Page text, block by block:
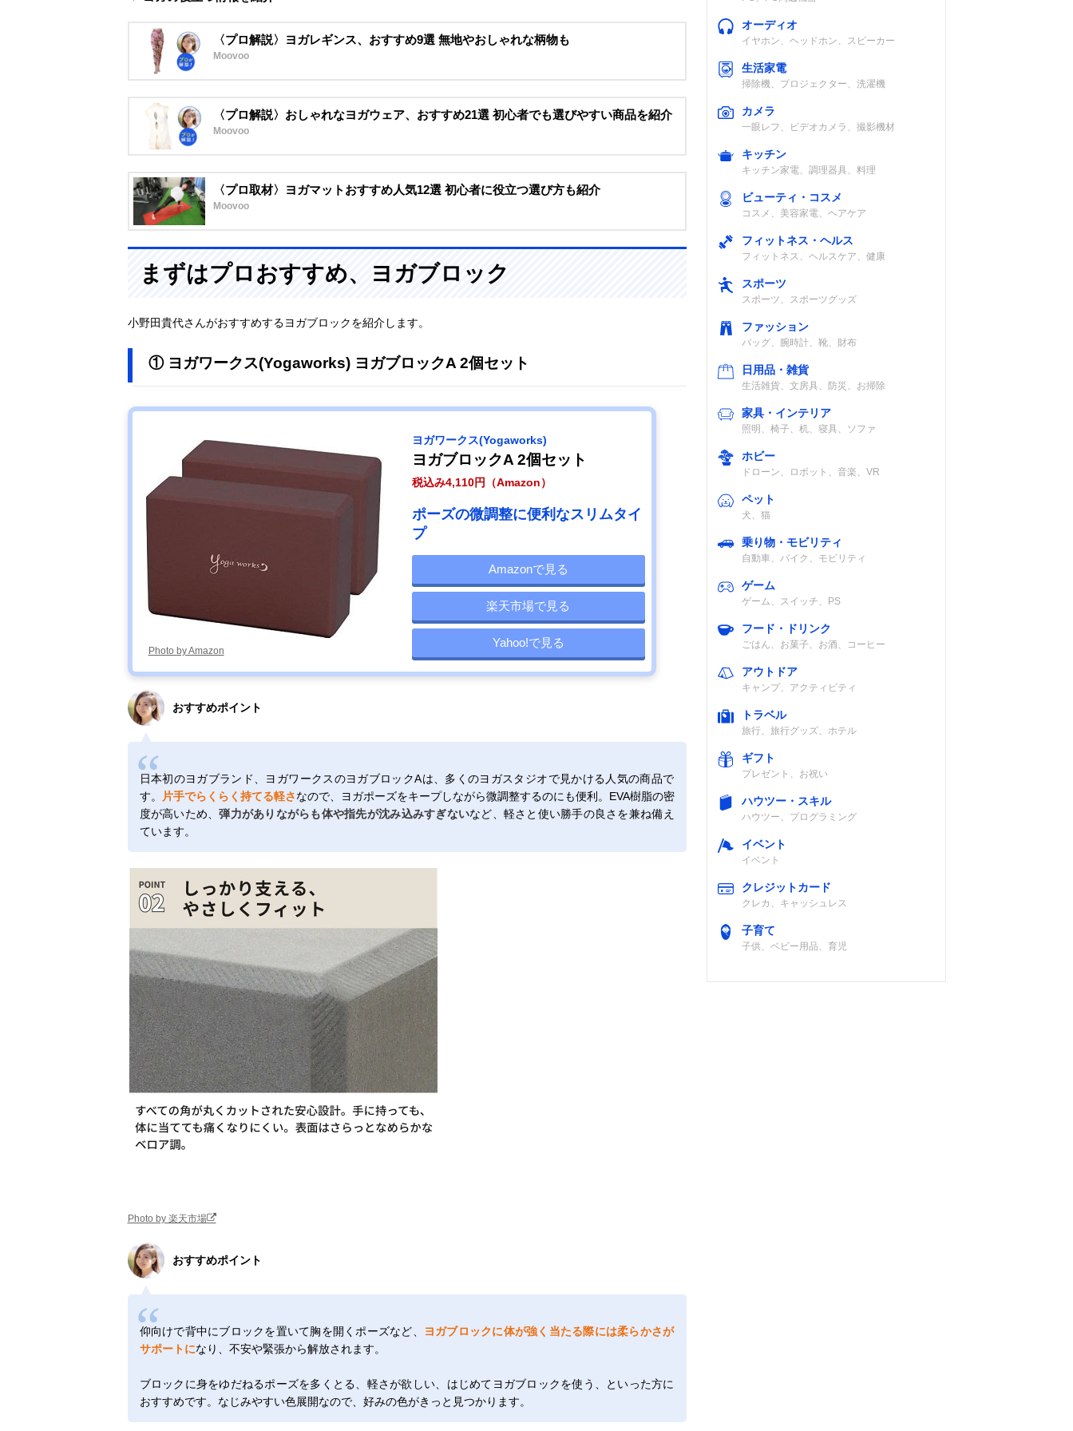
〈プロ解説〉ヨガレギンス、おすすめ9選 無地やおしゃれな柄物も
Moovoo
〈プロ解説〉おしゃれなヨガウェア、おすすめ21選 初心者でも選びやすい商品を紹介
Moovoo
〈プロ取材〉ヨガマットおすすめ人気12選 初心者に役立つ選び方も紹介
Moovoo
まずはプロおすすめ、ヨガブロック
小野田貴代さんがおすすめするヨガブロックを紹介します。
① ヨガワークス(Yogaworks) ヨガブロックA 2個セット
Photo by Amazon
ヨガワークス(Yogaworks)
ヨガブロックA 2個セット
税込み4,110円（Amazon）
ポーズの微調整に便利なスリムタイ
プ
Amazonで見る
楽天市場で見る
Yahoo!で見る
おすすめポイント
日本初のヨガブランド、ヨガワークスのヨガブロックAは、多くのヨガスタジオで見かける人気の商品で
す。
片手でらくらく持てる軽さなので、ヨガポーズをキープしながら微調整するのにも便利。EVA樹脂の密
度が高いため、弾力がありながらも体や指先が沈み込みすぎないなど、軽さと使い勝手の良さを兼ね備え
ています。
Photo by 楽天市場
おすすめポイント
仰向けで背中にブロックを置いて胸を開くポーズなど、
ヨガブロックに体が強く当たる際には柔らかさが
サポートになり、不安や緊張から解放されます。
ブロックに身をゆだねるポーズを多くとる、軽さが欲しい、はじめてヨガブロックを使う、といった方に
おすすめです。なじみやすい色展開なので、好みの色がきっと見つかります。
オーディオ
イヤホン、ヘッドホン、スピーカー
生活家電
掃除機、プロジェクター、洗濯機
カメラ
一眼レフ、ビデオカメラ、撮影機材
キッチン
キッチン家電、調理器具、料理
ビューティ・コスメ
コスメ、美容家電、ヘアケア
フィットネス・ヘルス
フィットネス、ヘルスケア、健康
スポーツ
スポーツ、スポーツグッズ
ファッション
バッグ、腕時計、靴、財布
日用品・雑貨
生活雑貨、文房具、防災、お掃除
家具・インテリア
照明、椅子、机、寝具、ソファ
ホビー
ドローン、ロボット、音楽、VR
ペット
犬、猫
乗り物・モビリティ
自動車、バイク、モビリティ
ゲーム
ゲーム、スイッチ、PS
フード・ドリンク
ごはん、お菓子、お酒、コーヒー
アウトドア
キャンプ、アクティビティ
トラベル
旅行、旅行グッズ、ホテル
ギフト
プレゼント、お祝い
ハウツー・スキル
ハウツー、プログラミング
イベント
イベント
クレジットカード
クレカ、キャッシュレス
子育て
子供、ベビー用品、育児